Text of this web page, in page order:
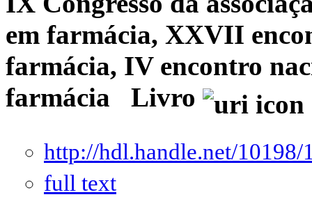
em farmácia, XXVII
farmácia, IV encontro
farmácia
Livro
http://hdl.handle.net/10198/
full text